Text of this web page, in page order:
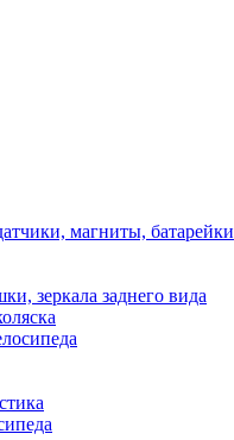
магниты, батарейки
зеркала заднего вида